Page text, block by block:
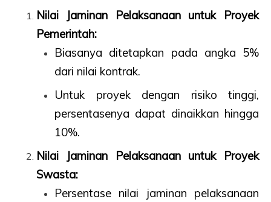
Nilai Jaminan Pelaksanaan untuk Proyek
Pemerintah:
Biasanya ditetapkan pada angka 5%
dari nilai kontrak.
Untuk proyek dengan risiko tinggi,
persentasenya dapat dinaikkan hingga
10%.
Nilai Jaminan Pelaksanaan untuk Proyek
Swasta:
Persentase nilai jaminan pelaksanaan